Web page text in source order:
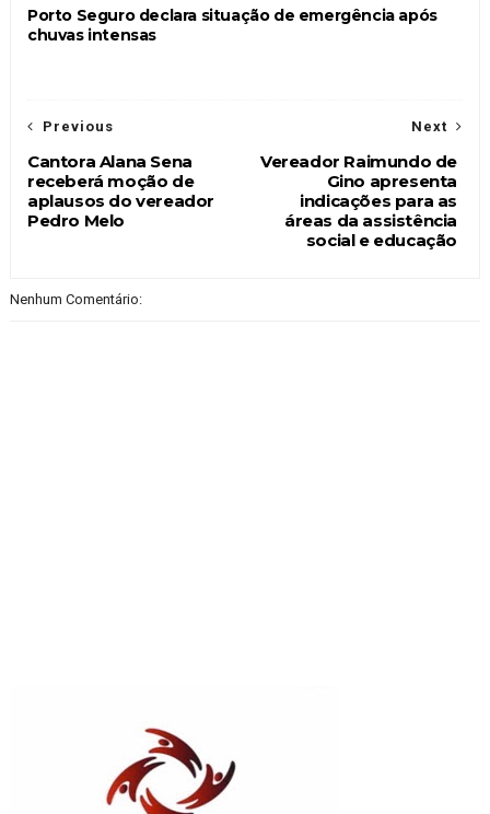
Porto Seguro declara situação de emergência após
chuvas intensas
Next
Vereador Raimundo de
Gino apresenta
indicações para as
áreas da assistência
social e educação
Previous
Cantora Alana Sena
receberá moção de
aplausos do vereador
Pedro Melo
Nenhum Comentário: